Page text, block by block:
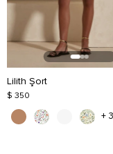
Lilith Şort
$ 350
+ 3